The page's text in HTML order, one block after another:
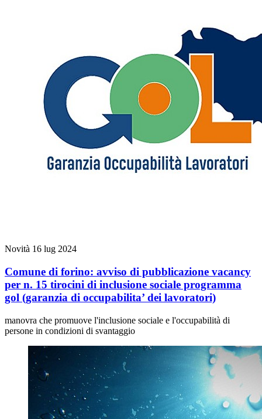
Novità 16 lug 2024
Comune di forino: avviso di pubblicazione vacancy
per n. 15 tirocini di inclusione sociale programma
gol (garanzia di occupabilita’ dei lavoratori)
manovra che promuove l'inclusione sociale e l'occupabilità di
persone in condizioni di svantaggio